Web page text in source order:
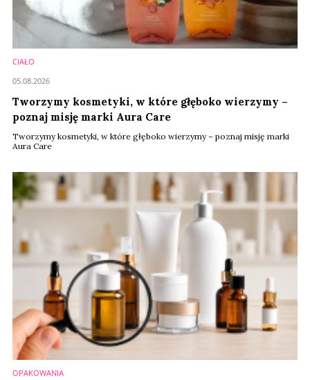
CIAŁO
Tworzymy kosmetyki, w które głęboko wierzymy –
poznaj misję marki Aura Care
Tworzymy kosmetyki, w które głęboko wierzymy – poznaj misję marki
Aura Care
05.08.2026
OPAKOWANIA